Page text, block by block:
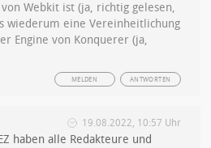
Webkit ist (ja, richtig gelesen,
wiederum eine Vereinheitlichung
Engine von Konquerer (ja,
ANTWORTEN
MELDEN
19.08.2022, 10:57 Uhr
haben alle Redakteure und